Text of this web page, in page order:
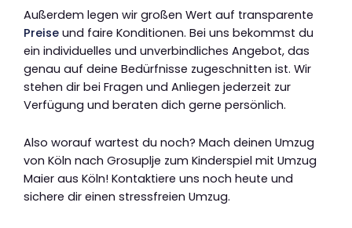
Außerdem legen wir großen Wert auf transparente
Preise und faire Konditionen. Bei uns bekommst du
ein individuelles und unverbindliches Angebot, das
genau auf deine Bedürfnisse zugeschnitten ist. Wir
stehen dir bei Fragen und Anliegen jederzeit zur
Verfügung und beraten dich gerne persönlich.
Also worauf wartest du noch? Mach deinen Umzug
von Köln nach Grosuplje zum Kinderspiel mit Umzug
Maier aus Köln! Kontaktiere uns noch heute und
sichere dir einen stressfreien Umzug.